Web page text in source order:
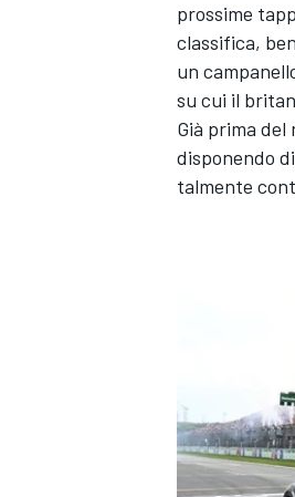
prossime
classifica,
un
su cui il
Già prima
disponendo
talmente